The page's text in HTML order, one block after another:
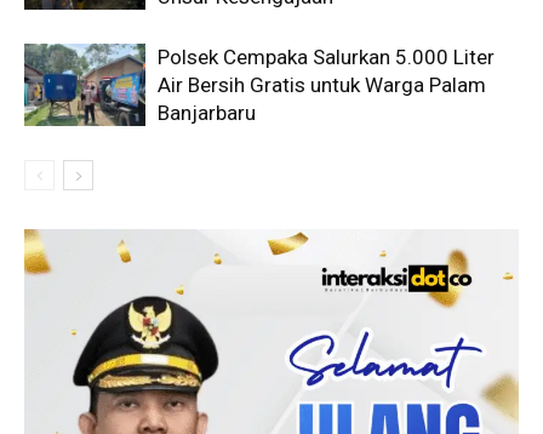
Polsek Cempaka Salurkan 5.000 Liter
Air Bersih Gratis untuk Warga Palam
Banjarbaru